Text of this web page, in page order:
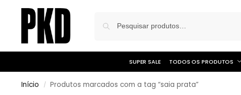
SUPER SALE TODOS OS PRODUTOS
Início / Produtos marcados com a tag “saia prata”